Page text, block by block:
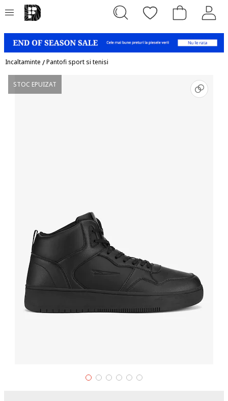
Incaltaminte /Pantofi sport si tenisi
STOC EPUIZAT